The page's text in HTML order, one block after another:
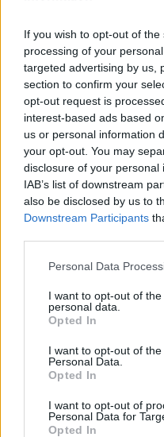
If you wish to opt-out of
processing of your
targeted advertising by us,
section to confirm your
opt-out request is
interest-based ads based
us or personal information
your opt-out. You may
disclosure of your
IAB’s list of downstream
also be disclosed by us to
Downstream Participants
Personal Data
I want to opt-out of
personal data.
Opted In
I want to opt-out of
Personal Data.
Opted In
I want to opt-out of
Personal Data for
Opted In
Εισηγητής:
14οΠερί ανακλήσεως
απόφασης Δ.Σ. με
εκτέλεσης και
του έργου
- Λήψη νέας
Εισηγητής:
15οΤροποποίηση
προγράμματος
ΑΥΤΟΔΙΟΙΚΗΣΗ